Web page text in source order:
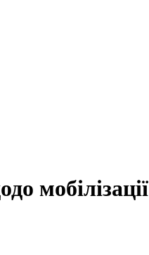
мобілізації